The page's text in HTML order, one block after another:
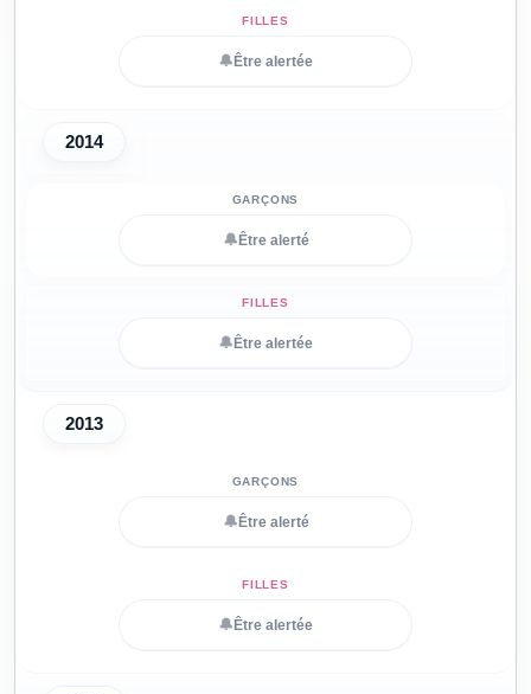
🔔 Être alertée
2014
🔔 Être alerté
🔔 Être alertée
2013
🔔 Être alerté
🔔 Être alertée